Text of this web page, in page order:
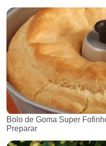
Bolo de Goma Super
Preparar